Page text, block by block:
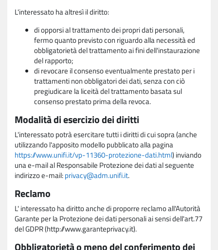
L'interessato ha altresì il diritto:
di opporsi al trattamento dei propri dati personali,
fermo quanto previsto con riguardo alla necessità ed
obbligatorietà del trattamento ai fini dell'instaurazione
del rapporto;
di revocare il consenso eventualmente prestato per i
trattamenti non obbligatori dei dati, senza con ciò
pregiudicare la liceità del trattamento basata sul
consenso prestato prima della revoca.
Modalità di esercizio dei diritti
L'interessato potrà esercitare tutti i diritti di cui sopra (anche
utilizzando l'apposito modello pubblicato alla pagina
https://www.unifi.it/vp-11360-protezione-dati.html) inviando
una e-mail al Responsabile Protezione dei dati al seguente
indirizzo e-mail:privacy@adm.unifi.it.
Reclamo
L' interessato ha diritto anche di proporre reclamo all'Autorità
Garante per la Protezione dei dati personali ai sensi dell'art.77
del GDPR (http://www.garanteprivacy.it).
Obbligatorietà o meno del conferimento dei